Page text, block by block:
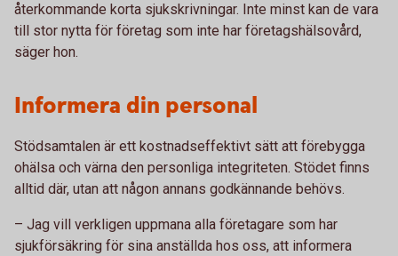
återkommande korta sjukskrivningar. Inte minst kan de vara
till stor nytta för företag som inte har företagshälsovård,
säger hon.
Informera din personal
Stödsamtalen är ett kostnadseffektivt sätt att förebygga
ohälsa och värna den personliga integriteten. Stödet finns
alltid där, utan att någon annans godkännande behövs.
– Jag vill verkligen uppmana alla företagare som har
sjukförsäkring för sina anställda hos oss, att informera